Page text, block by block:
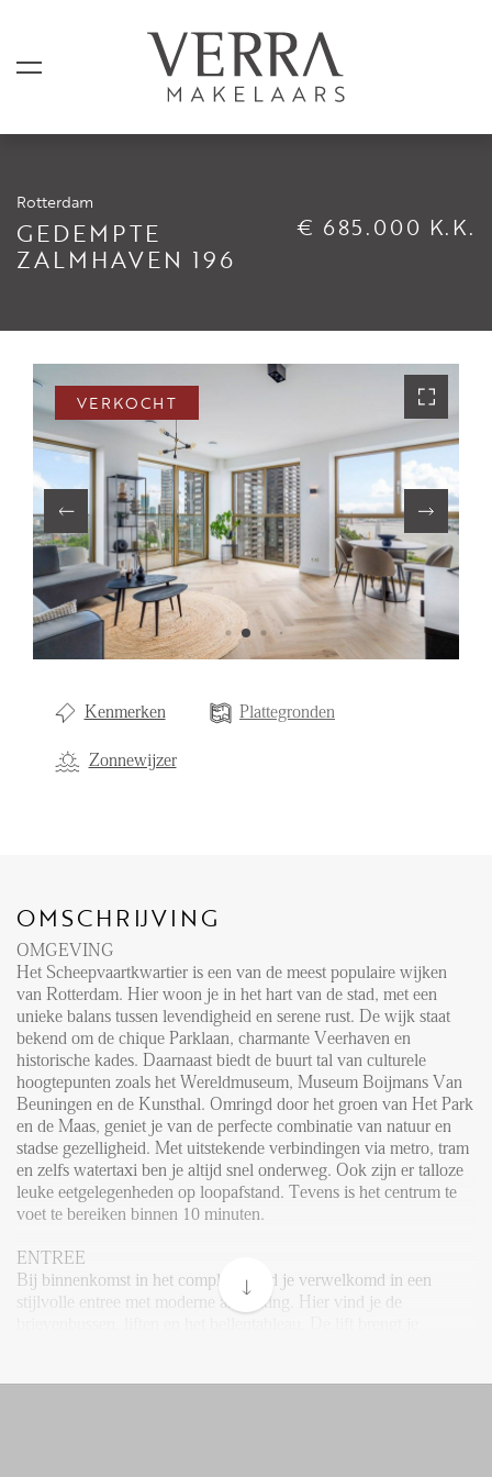
Rotterdam
GEDEMPTE
ZALMHAVEN 196
€ 685.000 K.K.
VERKOCHT
Kenmerken Plattegronden
Zonnewijzer
OMSCHRIJVING
OMGEVING
Het Scheepvaartkwartier is een van de meest populaire wijken
van Rotterdam. Hier woon je in het hart van de stad, met een
unieke balans tussen levendigheid en serene rust. De wijk staat
bekend om de chique Parklaan, charmante Veerhaven en
historische kades. Daarnaast biedt de buurt tal van culturele
hoogtepunten zoals het Wereldmuseum, Museum Boijmans Van
Beuningen en de Kunsthal. Omringd door het groen van Het Park
en de Maas, geniet je van de perfecte combinatie van natuur en
stadse gezelligheid. Met uitstekende verbindingen via metro, tram
en zelfs watertaxi ben je altijd snel onderweg. Ook zijn er talloze
leuke eetgelegenheden op loopafstand. Tevens is het centrum te
voet te bereiken binnen 10 minuten.
ENTREE
Bij binnenkomst in het complex word je verwelkomd in een
stijlvolle entree met moderne afwerking. Hier vind je de
AANBOD
Shortstay
Verkocht
Verhuurd
DIENSTEN
Aanhuur
Aankoop
Beheer
Verhuur
Nieuwbouw
NIEUWS
OVER ONS
FAQ
Reviews
Werken bij
CONTACT
Den Haag
Hillegersberg
Rotterdam